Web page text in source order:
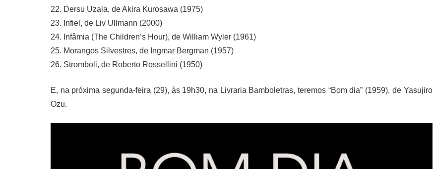
22. Dersu Uzala, de Akira Kurosawa (1975)
23. Infiel, de Liv Ullmann (2000)
24. Infâmia (The Children’s Hour), de William Wyler (1961)
25. Morangos Silvestres, de Ingmar Bergman (1957)
26. Stromboli, de Roberto Rossellini (1950)
E, na próxima segunda-feira (29), às 19h30, na Livraria Bamboletras, teremos “Bom dia” (1959), de Yasujiro
Ozu.